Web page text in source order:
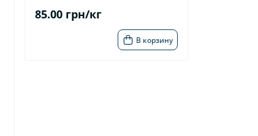
85.00 грн/кг
В корзину